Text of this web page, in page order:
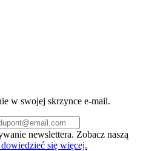
w swojej skrzynce e-mail.
newslettera. Zobacz naszą
się więcej.